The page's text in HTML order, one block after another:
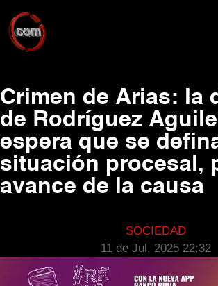
Crimen de Arias: la
de Rodríguez
espera que se
situación procesal,
avance de la causa
SOCIEDAD
11 de Jul, 2025 22:32